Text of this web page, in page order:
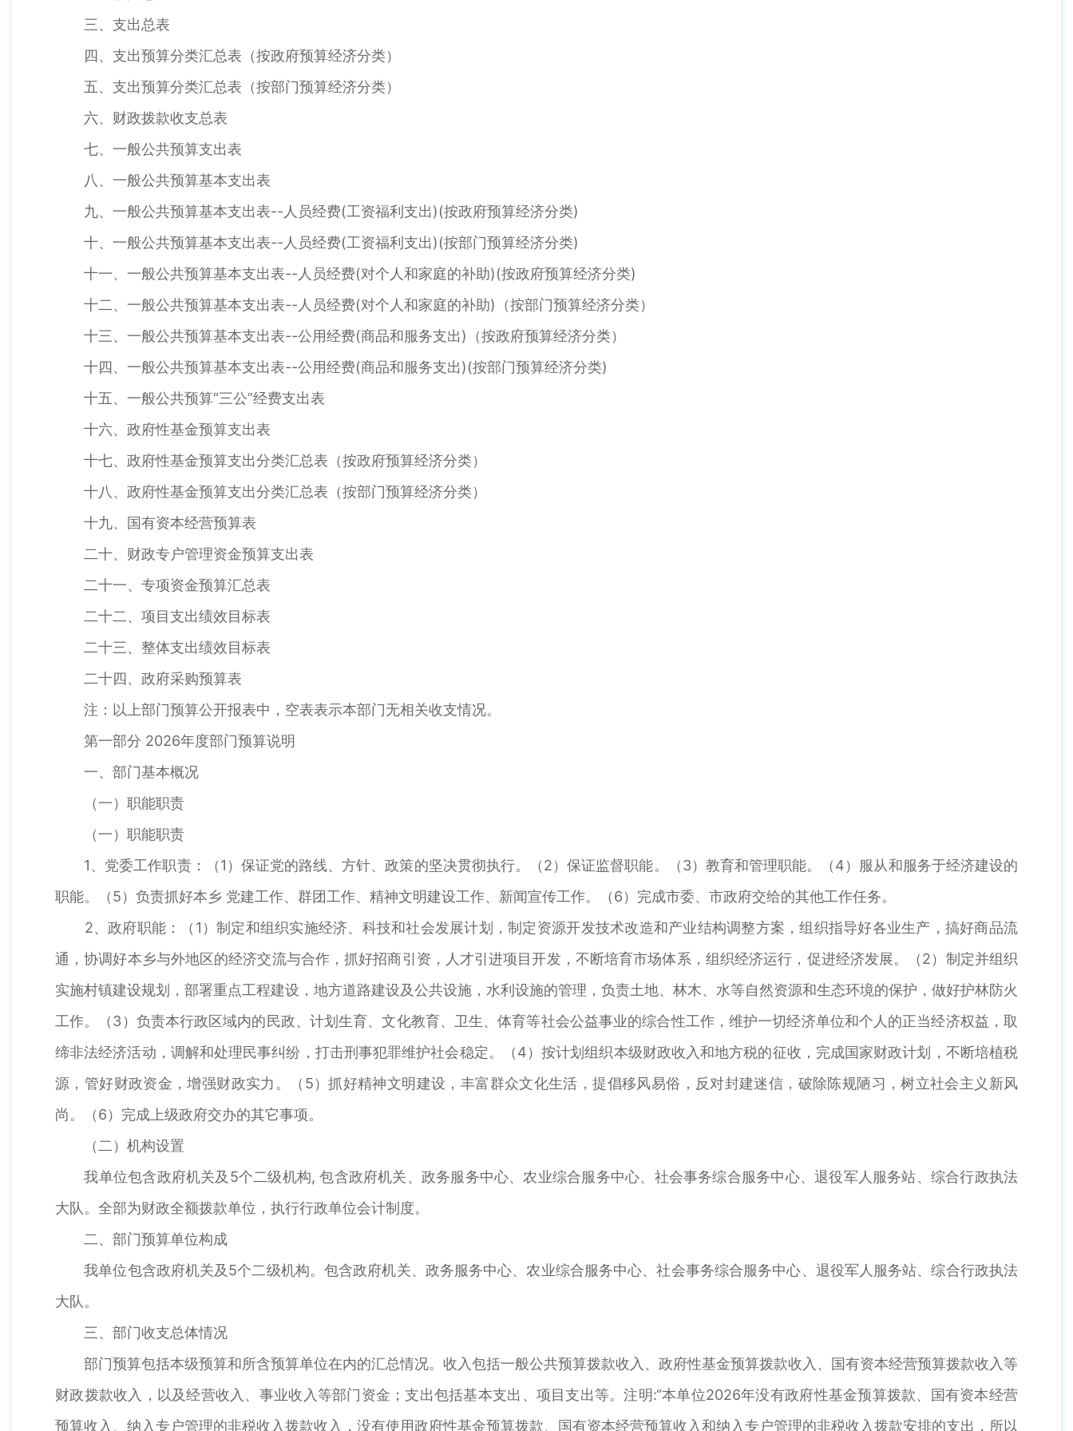
三、支出总表
四、支出预算分类汇总表（按政府预算经济分类）
五、支出预算分类汇总表（按部门预算经济分类）
六、财政拨款收支总表
七、一般公共预算支出表
八、一般公共预算基本支出表
九、一般公共预算基本支出表--人员经费(工资福利支出)(按政府预算经济分类)
十、一般公共预算基本支出表--人员经费(工资福利支出)(按部门预算经济分类)
十一、一般公共预算基本支出表--人员经费(对个人和家庭的补助)(按政府预算经济分类)
十二、一般公共预算基本支出表--人员经费(对个人和家庭的补助)（按部门预算经济分类）
十三、一般公共预算基本支出表--公用经费(商品和服务支出)（按政府预算经济分类）
十四、一般公共预算基本支出表--公用经费(商品和服务支出)(按部门预算经济分类)
十五、一般公共预算“三公”经费支出表
十六、政府性基金预算支出表
十七、政府性基金预算支出分类汇总表（按政府预算经济分类）
十八、政府性基金预算支出分类汇总表（按部门预算经济分类）
十九、国有资本经营预算表
二十、财政专户管理资金预算支出表
二十一、专项资金预算汇总表
二十二、项目支出绩效目标表
二十三、整体支出绩效目标表
二十四、政府采购预算表
注：以上部门预算公开报表中，空表表示本部门无相关收支情况。
第一部分 2026年度部门预算说明
一、部门基本概况
（一）职能职责
（一）职能职责
1、党委工作职责：（1）保证党的路线、方针、政策的坚决贯彻执行。（2）保证监督职能。（3）教育和管理职能。（4）服从和服务于经济建设的
职能。（5）负责抓好本乡 党建工作、群团工作、精神文明建设工作、新闻宣传工作。（6）完成市委、市政府交给的其他工作任务。
2、政府职能：（1）制定和组织实施经济、科技和社会发展计划，制定资源开发技术改造和产业结构调整方案，组织指导好各业生产，搞好商品流
通，协调好本乡与外地区的经济交流与合作，抓好招商引资，人才引进项目开发，不断培育市场体系，组织经济运行，促进经济发展。（2）制定并组织
实施村镇建设规划，部署重点工程建设，地方道路建设及公共设施，水利设施的管理，负责土地、林木、水等自然资源和生态环境的保护，做好护林防火
工作。（3）负责本行政区域内的民政、计划生育、文化教育、卫生、体育等社会公益事业的综合性工作，维护一切经济单位和个人的正当经济权益，取
缔非法经济活动，调解和处理民事纠纷，打击刑事犯罪维护社会稳定。（4）按计划组织本级财政收入和地方税的征收，完成国家财政计划，不断培植税
源，管好财政资金，增强财政实力。（5）抓好精神文明建设，丰富群众文化生活，提倡移风易俗，反对封建迷信，破除陈规陋习，树立社会主义新风
尚。（6）完成上级政府交办的其它事项。
（二）机构设置
我单位包含政府机关及5个二级机构, 包含政府机关、政务服务中心、农业综合服务中心、社会事务综合服务中心、退役军人服务站、综合行政执法
大队。全部为财政全额拨款单位，执行行政单位会计制度。
二、部门预算单位构成
我单位包含政府机关及5个二级机构。包含政府机关、政务服务中心、农业综合服务中心、社会事务综合服务中心、退役军人服务站、综合行政执法
大队。
三、部门收支总体情况
部门预算包括本级预算和所含预算单位在内的汇总情况。收入包括一般公共预算拨款收入、政府性基金预算拨款收入、国有资本经营预算拨款收入等
财政拨款收入，以及经营收入、事业收入等部门资金；支出包括基本支出、项目支出等。注明:“本单位2026年没有政府性基金预算拨款、国有资本经营
预算收入、纳入专户管理的非税收入拨款收入，没有使用政府性基金预算拨款、国有资本经营预算收入和纳入专户管理的非税收入拨款安排的支出，所以